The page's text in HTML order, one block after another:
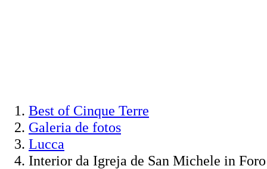
Best of Cinque Terre
Galeria de fotos
Lucca
Interior da Igreja de San Michele in Foro